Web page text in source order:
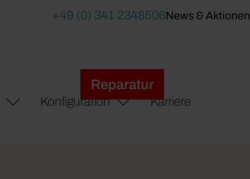
+49 (0) 341 2348506News & Aktionen
Konfiguration Karriere
Reparatur